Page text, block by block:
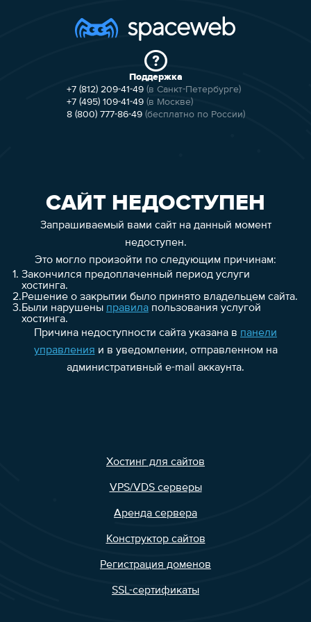
Поддержка
+7 (812) 209-41-49 (в Санкт-Петербурге)
+7 (495) 109-41-49 (в Москве)
8 (800) 777-86-49 (бесплатно по России)
САЙТ НЕДОСТУПЕН
Запрашиваемый вами сайт на данный момент
недоступен.
Это могло произойти по следующим причинам:
1. Закончился предоплаченный период услуги
хостинга.
2.Решение о закрытии было принято владельцем сайта.
3.Были нарушены правилапользования услугой
хостинга.
Причина недоступности сайта указана в панели
управления и в уведомлении, отправленном на
административный e-mail аккаунта.
Хостинг для сайтов
VPS/VDS серверы
Аренда сервера
Конструктор сайтов
Регистрация доменов
SSL-сертификаты